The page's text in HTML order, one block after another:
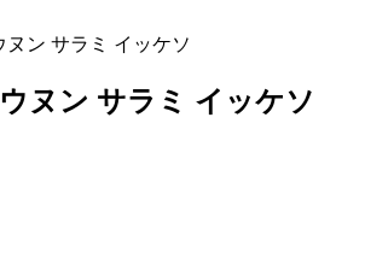
ヌン サラミ イッケソ
ヌン サラミ イッケソ